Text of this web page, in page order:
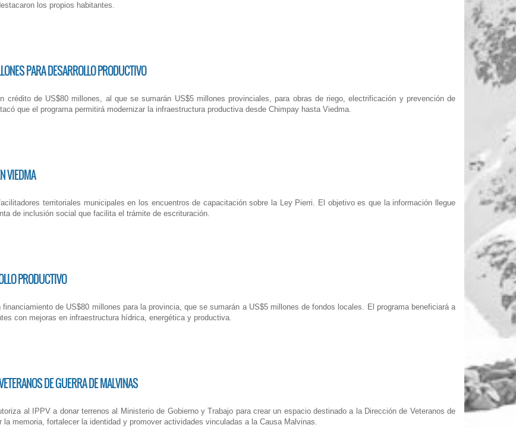
los propios habitantes.
PARA DESARROLLO PRODUCTIVO
crédito de US$80 millones, al que se sumarán US$5 millones provinciales, para obras de riego, electrificación y prevención de
que el programa permitirá modernizar la infraestructura productiva desde Chimpay hasta Viedma.
VIEDMA
territoriales municipales en los encuentros de capacitación sobre la Ley Pierri. El objetivo es que la información llegue
de inclusión social que facilita el trámite de escrituración.
PRODUCTIVO
de US$80 millones para la provincia, que se sumarán a US$5 millones de fondos locales. El programa beneficiará a
con mejoras en infraestructura hídrica, energética y productiva.
DE GUERRA DE MALVINAS
al IPPV a donar terrenos al Ministerio de Gobierno y Trabajo para crear un espacio destinado a la Dirección de Veteranos de
memoria, fortalecer la identidad y promover actividades vinculadas a la Causa Malvinas.